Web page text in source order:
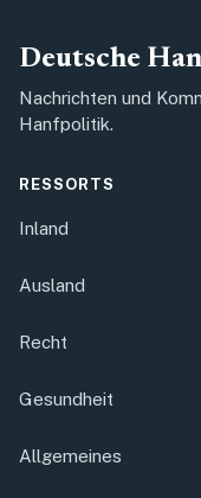
Deutsche
Nachrichten und
Hanfpolitik.
RESSORTS
Inland
Ausland
Recht
Gesundheit
Allgemeines